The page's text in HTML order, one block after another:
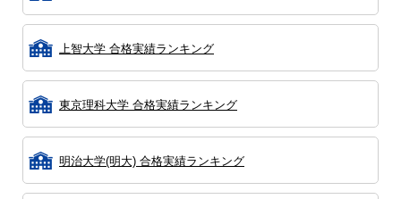
上智大学 合格実績ランキング
東京理科大学 合格実績ランキング
明治大学(明大) 合格実績ランキング